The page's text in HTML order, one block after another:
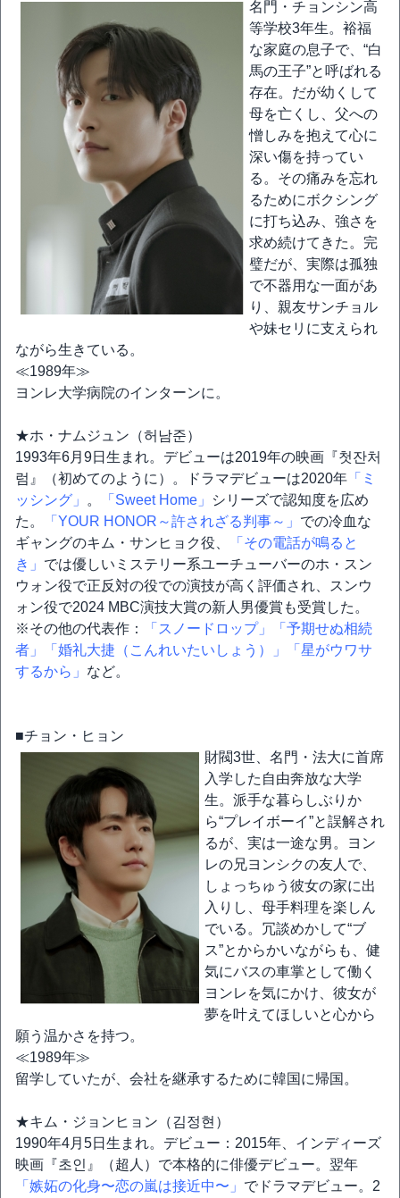
名門・チョンシン高
等学校3年生。裕福
な家庭の息子で、“白
馬の王子”と呼ばれる
存在。だが幼くして
母を亡くし、父への
憎しみを抱えて心に
深い傷を持ってい
る。その痛みを忘れ
るためにボクシング
に打ち込み、強さを
求め続けてきた。完
璧だが、実際は孤独
で不器用な一面があ
り、親友サンチョル
や妹セリに支えられ
ながら生きている。
≪1989年≫
ヨンレ大学病院のインターンに。
★ホ・ナムジュン（허남준）
1993年6月9日生まれ。デビューは2019年の映画『첫잔처
럼』（初めてのように）。ドラマデビューは2020年 「ミ
ッシング」
。 「Sweet Home」
シリーズで認知度を広め
た。
「YOUR HONOR～許されざる判事～」 での冷血な
ギャングのキム・サンヒョク役、
「その電話が鳴ると
き」 では優しいミステリー系ユーチューバーのホ・スン
ウォン役で正反対の役での演技が高く評価され、スンウ
ォン役で2024 MBC演技大賞の新人男優賞も受賞した。
※その他の代表作：
「スノードロップ」
「予期せぬ相続
者」
「婚礼大捷（こんれいたいしょう）」
「星がウワサ
するから」 など。
■チョン・ヒョン
財閥3世、名門・法大に首席
入学した自由奔放な大学
生。派手な暮らしぶりか
ら“プレイボーイ”と誤解され
るが、実は一途な男。ヨン
レの兄ヨンシクの友人で、
しょっちゅう彼女の家に出
入りし、母手料理を楽しん
でいる。冗談めかして“ブ
ス”とからかいながらも、健
気にバスの車掌として働く
ヨンレを気にかけ、彼女が
夢を叶えてほしいと心から
願う温かさを持つ。
≪1989年≫
留学していたが、会社を継承するために韓国に帰国。
★キム・ジョンヒョン（김정현）
1990年4月5日生まれ。デビュー：2015年、インディーズ
映画『초인』（超人）で本格的に俳優デビュー。翌年
「嫉妬の化身〜恋の嵐は接近中〜」 でドラマデビュー。2